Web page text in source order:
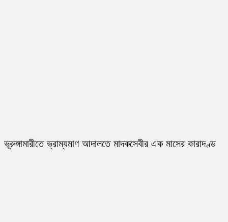
ভূরুঙ্গামারীতে ভ্রাম্যমাণ আদালতে মাদকসেবীর এক মাসের কারাদণ্ড